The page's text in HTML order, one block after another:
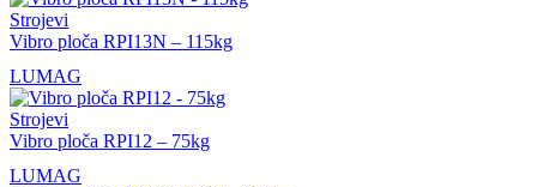
Strojevi
Vibro ploča RPI13N – 115kg
LUMAG
Strojevi
Vibro ploča RPI12 – 75kg
LUMAG